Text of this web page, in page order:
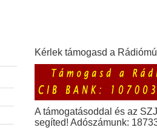
Kérlek támogasd a
A támogatásoddal és az
segíted! Adószámunk: